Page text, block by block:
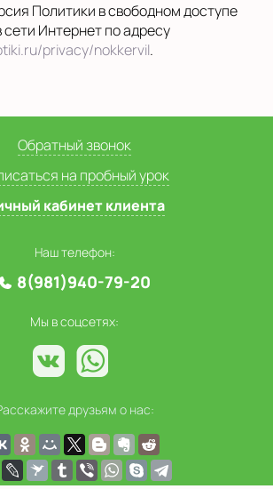
Политики в свободном доступе
Интернет по адресу
privacy/nokkervil.
Обратный звонок
на пробный урок
кабинет клиента
Наш телефон:
8(981)940-79-20
Мы в соцсетях:
друзьям о нас: